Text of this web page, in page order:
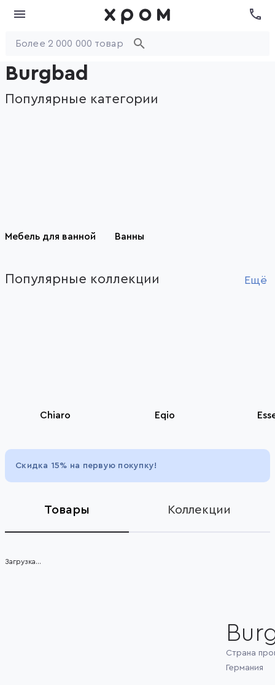
Burgbad
Популярные категории
Мебель для ванной Ванны
Популярные коллекции Ещё
Chiaro Eqio
Скидка 15% на первую покупку!
Товары Коллекции
Загрузка...
Страна
Германия